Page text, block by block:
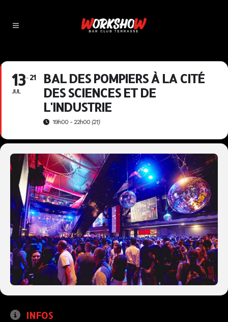
13
JUL
21
BAL DES POMPIERS À LA CITÉ
DES SCIENCES ET DE
L'INDUSTRIE
19h00 - 22h00 (21)
INFOS